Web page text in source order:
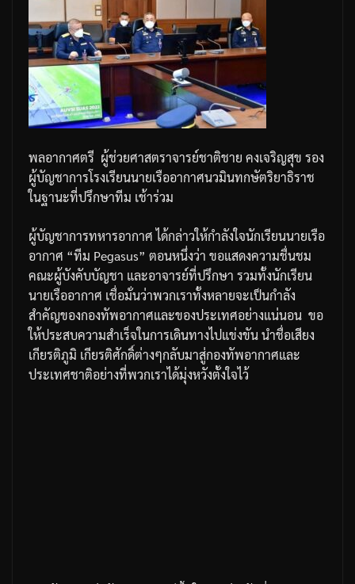
พลอากาศตรี ผู้ช่วยศาสตราจารย์ชาติชาย คงเจริญสุข รอง
ผู้บัญชาการโรงเรียนนายเรืออากาศนวมินทกษัตริยาธิราช
ในฐานะที่ปรึกษาทีม เช้าร่วม
ผู้บัญชาการทหารอากาศ ได้กล่าวให้กำลังใจนักเรียนนายเรือ
อากาศ “ทีม Pegasus” ตอนหนึ่งว่า ขอแสดงความชื่นชม
คณะผู้บังคับบัญชา และอาจารย์ที่ปรึกษา รวมทั้งนักเรียน
นายเรืออากาศ เชื่อมั่นว่าพวกเราทั้งหลายจะเป็นกำลัง
สำคัญของกองทัพอากาศและของประเทศอย่างแน่นอน ขอ
ให้ประสบความสำเร็จในการเดินทางไปแข่งขันนำชื่อเสียง
เกียรติภูมิ เกียรติศักดิ์ต่างๆกลับมาสู่กองทัพอากาศและ
ประเทศชาติอย่างที่พวกเราได้มุ่งหวังตั้งใจไว้